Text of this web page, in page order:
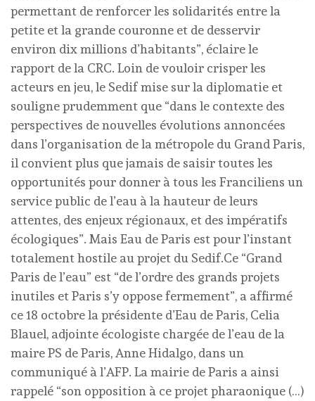
permettant de renforcer les solidarités entre la
petite et la grande couronne et de desservir
environ dix millions d’habitants”, éclaire le
rapport de la CRC. Loin de vouloir crisper les
acteurs en jeu, le Sedif mise sur la diplomatie et
souligne prudemment que “dans le contexte des
perspectives de nouvelles évolutions annoncées
dans l’organisation de la métropole du Grand Paris,
il convient plus que jamais de saisir toutes les
opportunités pour donner à tous les Franciliens un
service public de l’eau à la hauteur de leurs
attentes, des enjeux régionaux, et des impératifs
écologiques”. Mais Eau de Paris est pour l’instant
totalement hostile au projet du Sedif.Ce “Grand
Paris de l’eau” est “de l’ordre des grands projets
inutiles et Paris s’y oppose fermement”, a affirmé
ce 18 octobre la présidente d’Eau de Paris, Celia
Blauel, adjointe écologiste chargée de l’eau de la
maire PS de Paris, Anne Hidalgo, dans un
communiqué à l’AFP. La mairie de Paris a ainsi
rappelé “son opposition à ce projet pharaonique (…)